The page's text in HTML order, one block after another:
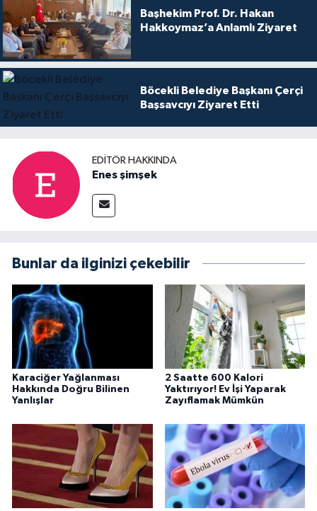
Başhekim Prof. Dr. Hakan
Hakkoymaz’a Anlamlı Ziyaret
Böcekli Belediye Başkanı Çerçi
Başsavcıyı Ziyaret Etti
EDITÖR HAKKINDA
Enes şimşek
Bunlar da ilginizi çekebilir
Karaciğer Yağlanması
Hakkında Doğru Bilinen
Yanlışlar
2 Saatte 600 Kalori
Yaktırıyor! Ev İşi Yaparak
Zayıflamak Mümkün